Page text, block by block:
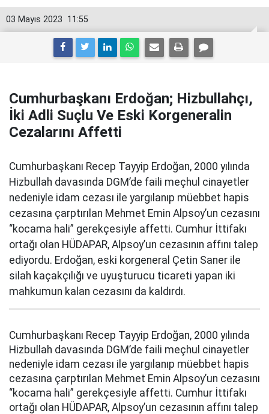
11:55
03 Mayıs 2023
Cumhurbaşkanı Erdoğan; Hizbullahçı,
İki Adli Suçlu Ve Eski Korgeneralin
Cezalarını Affetti
Cumhurbaşkanı Recep Tayyip Erdoğan, 2000 yılında
Hizbullah davasında DGM’de faili meçhul cinayetler
nedeniyle idam cezası ile yargılanıp müebbet hapis
cezasına çarptırılan Mehmet Emin Alpsoy’un cezasını
“kocama hali” gerekçesiyle affetti. Cumhur İttifakı
ortağı olan HÜDAPAR, Alpsoy’un cezasının affını talep
ediyordu. Erdoğan, eski korgeneral Çetin Saner ile
silah kaçakçılığı ve uyuşturucu ticareti yapan iki
mahkumun kalan cezasını da kaldırdı.
Cumhurbaşkanı Recep Tayyip Erdoğan, 2000 yılında
Hizbullah davasında DGM’de faili meçhul cinayetler
nedeniyle idam cezası ile yargılanıp müebbet hapis
cezasına çarptırılan Mehmet Emin Alpsoy’un cezasını
“kocama hali” gerekçesiyle affetti. Cumhur İttifakı
ortağı olan HÜDAPAR, Alpsoy’un cezasının affını talep